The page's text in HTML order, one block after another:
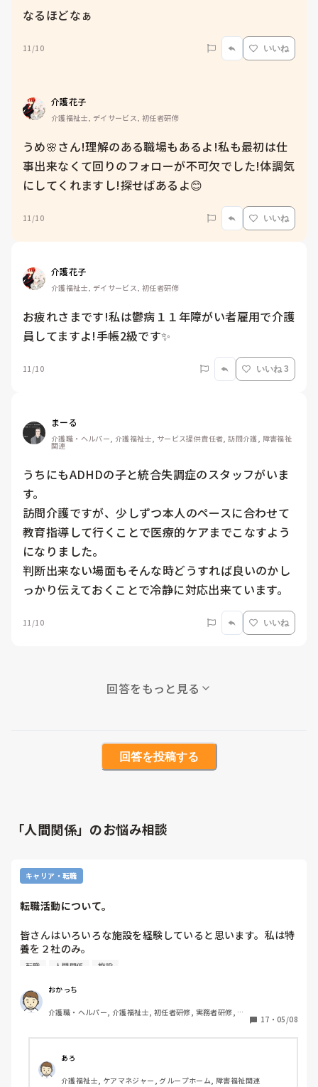
なるほどなぁ
11/10 いいね
介護花子
介護福祉士, デイサービス, 初任者研修
うめ🌸さん!理解のある職場もあるよ!私も最初は仕
事出来なくて回りのフォローが不可欠でした!体調気
にしてくれますし!探せばあるよ😊
11/10 いいね
介護花子
介護福祉士, デイサービス, 初任者研修
お疲れさまです!私は鬱病１１年障がい者雇用で介護
員してますよ!手帳2級です✨
11/10 いいね 3
まーる
介護職・ヘルパー, 介護福祉士, サービス提供責任者, 訪問介護, 障害福祉
関連
うちにもADHDの子と統合失調症のスタッフがいま
す。
訪問介護ですが、少しずつ本人のペースに合わせて
教育指導して行くことで医療的ケアまでこなすよう
になりました。
判断出来ない場面もそんな時どうすれば良いのかし
っかり伝えておくことで冷静に対応出来ています。
11/10 いいね
回答をもっと見る
回答を投稿する
「人間関係」のお悩み相談
キャリア・転職
転職活動について。
皆さんはいろいろな施設を経験していると思います。私は特
養を２社のみ。
す。いくつか面接しているのですが、先日面接して内定はい
ただきました。あとは給与面などの提示で返答するとなって
います。その施設は特養以外にも老健、グループホーム、有
中でも最初は特養で1年後くらいから他施設も経験してもら
ってリーダーなど役職を任せたいと言われました。(現在は
リーダー)
転職 人間関係 施設
おかっち
介護職・ヘルパー, 介護福祉士, 初任者研修, 実務者研修, ユ
17 ・ 05/08
あろ
介護福祉士, ケアマネジャー, グループホーム, 障害福祉関連